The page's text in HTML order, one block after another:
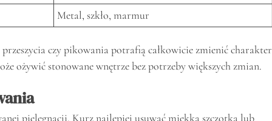
Metal, szkło, marmur
czy pikowania potrafią całkowicie zmienić charakter
ożywić stonowane wnętrze bez potrzeby większych zmian.
pielęgnacji. Kurz najlepiej usuwać miękką szczotką lub